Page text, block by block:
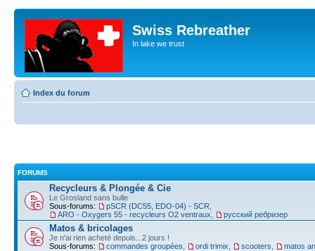
Swiss Rebreather
In lake we trust
Index du forum
FORUMS
Recycleurs & Plongée & Cie
Le Grosland sans bulle
Sous-forums:
pSCR (DC55, EDO-04) - SCR
ARO - Oxygers 55 - recycleurs O2 ventraux
русский ребризер
Matos & bricolages
Je n'ai rien acheté depuis...2 jours !
Sous-forums:
commandes groupées ordi trimix scooters matos